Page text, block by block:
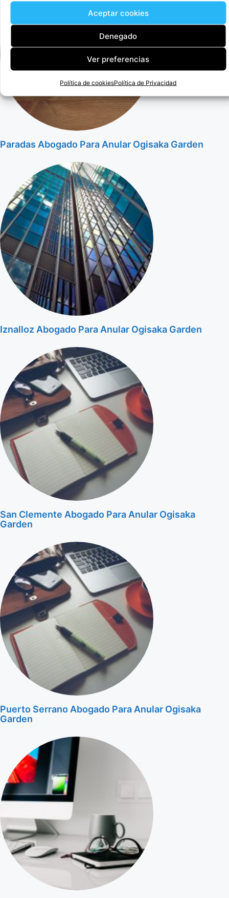
Aceptar cookies
Denegado
Ver preferencias
Política de cookiesPolítica de Privacidad
Paradas Abogado Para Anular Ogisaka Garden
Iznalloz Abogado Para Anular Ogisaka Garden
San Clemente Abogado Para Anular Ogisaka
Garden
Puerto Serrano Abogado Para Anular Ogisaka
Garden